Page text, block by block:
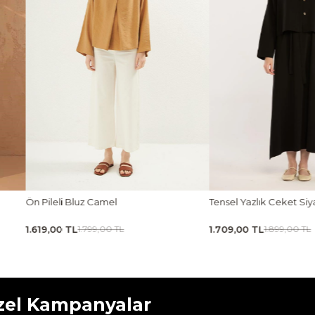
Tensel Yazlık Ceket Siyah
1.709,00 TL1.899,00 TL
Kavisli Gold Düğmeli
2.159,00 TL2.399,00
Kampanyalar